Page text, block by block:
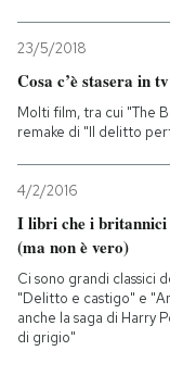
23/5/2018
Cosa c’è stasera in tv
Molti film, tra cui "The
remake di "Il delitto
4/2/2016
I libri che i britannici
(ma non è vero)
Ci sono grandi classici
"Delitto e castigo" e
anche la saga di Harry
di grigio"